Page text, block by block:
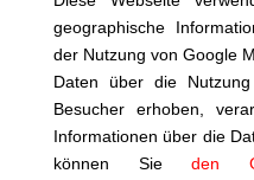
geographische
der Nutzung von Google
Daten über die
Besucher erhoben,
Informationen über die
können Sieden